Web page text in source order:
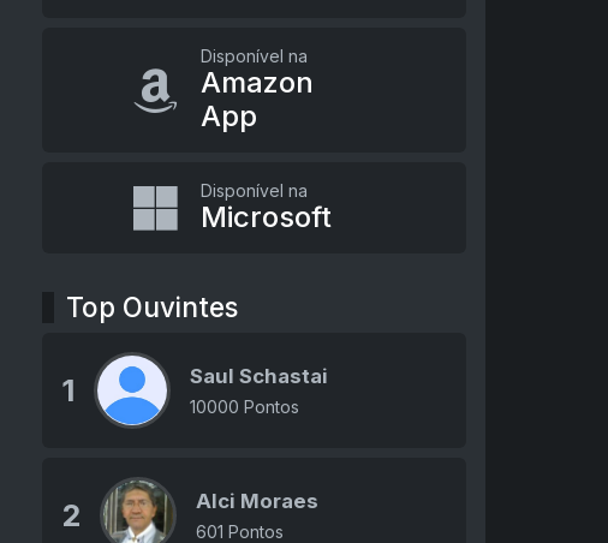
Disponível na
Amazon
App
Disponível na
Microsoft
Top Ouvintes
1 Saul Schastai
10000 Pontos
2 Alci Moraes
601 Pontos